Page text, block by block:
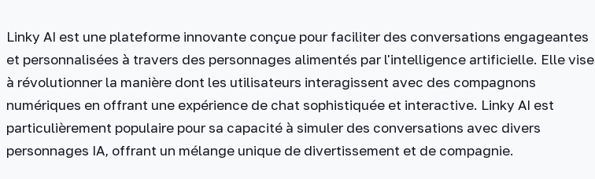
Linky AI est une plateforme innovante conçue pour faciliter des conversations engageantes
et personnalisées à travers des personnages alimentés par l'intelligence artificielle. Elle vise
à révolutionner la manière dont les utilisateurs interagissent avec des compagnons
numériques en offrant une expérience de chat sophistiquée et interactive. Linky AI est
particulièrement populaire pour sa capacité à simuler des conversations avec divers
personnages IA, offrant un mélange unique de divertissement et de compagnie.